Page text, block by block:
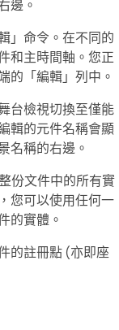
邊。
」命令。在不同的
和主時間軸。您正
的「編輯」列中。
台檢視切換至僅能
輯的元件名稱會顯
名稱的右邊。
份文件中的所有實
您可以使用任何一
的實體。
的註冊點 (亦即座